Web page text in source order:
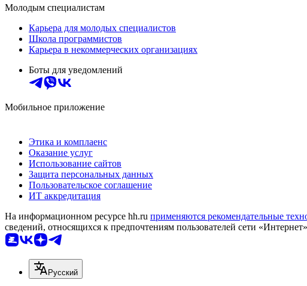
Молодым специалистам
Карьера для молодых специалистов
Школа программистов
Карьера в некоммерческих организациях
Боты для уведомлений
Мобильное приложение
Этика и комплаенс
Оказание услуг
Использование сайтов
Защита персональных данных
Пользовательское соглашение
ИТ аккредитация
На информационном ресурсе hh.ru применяются рекомендательные
сведений, относящихся к предпочтениям пользователей сети
Русский